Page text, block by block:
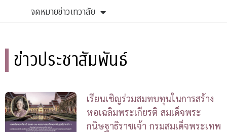
จดหมายข่าวเทวาลัย
ข่าวประชาสัมพันธ์
เรียนเชิญร่วมสมทบทุนในการสร้าง
หอเฉลิมพระเกียรติ สมเด็จพระ
กนิษฐาธิราชเจ้า กรมสมเด็จพระเทพ